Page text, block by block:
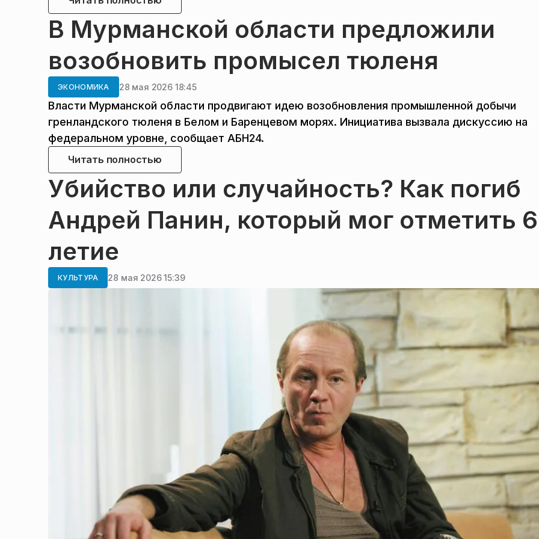
В Мурманской области предложили
возобновить промысел тюленя
ЭКОНОМИКА 28 мая 2026 18:45
Власти Мурманской области продвигают идею возобновления промышленной добычи
гренландского тюленя в Белом и Баренцевом морях. Инициатива вызвала дискуссию на
федеральном уровне, сообщает АБН24.
Читать полностью
Убийство или случайность? Как погиб
Андрей Панин, который мог отметить
летие
КУЛЬТУРА 28 мая 2026 15:39